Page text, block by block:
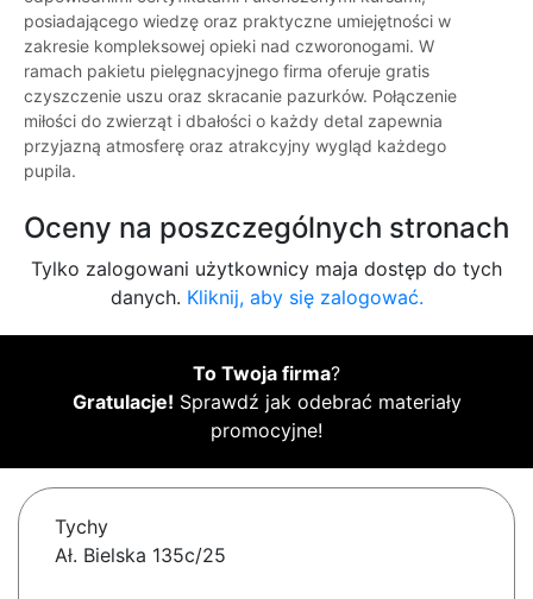
posiadającego wiedzę oraz praktyczne umiejętności w
zakresie kompleksowej opieki nad czworonogami. W
ramach pakietu pielęgnacyjnego firma oferuje gratis
czyszczenie uszu oraz skracanie pazurków. Połączenie
miłości do zwierząt i dbałości o każdy detal zapewnia
przyjazną atmosferę oraz atrakcyjny wygląd każdego
pupila.
Oceny na poszczególnych stronach
Tylko zalogowani użytkownicy maja dostęp do tych
danych. Kliknij, aby się zalogować.
To Twoja firma?
Gratulacje! Sprawdź jak odebrać materiały
promocyjne!
Tychy
Ał. Bielska 135c/25